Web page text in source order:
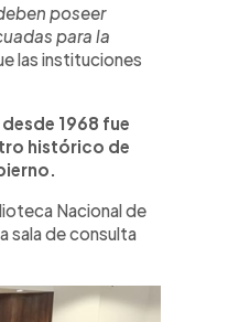
poseer
para la
las instituciones
1968 fue
histórico de
Nacional de
sala de consulta